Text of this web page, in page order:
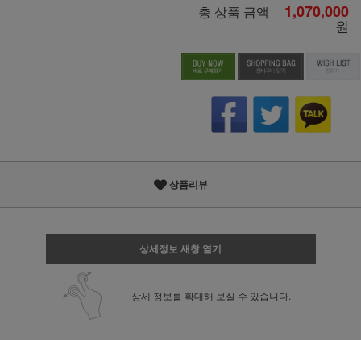
총 상품 금액 1,070,000
원
상품리뷰
상세정보 새창 열기
상세 정보를 확대해 보실 수 있습니다.